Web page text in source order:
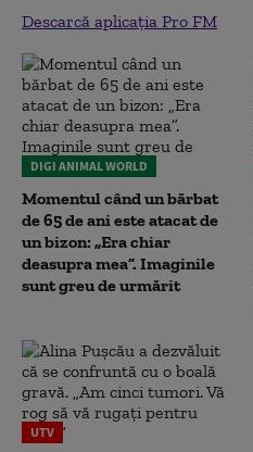
Descarcă aplicația Pro FM
DIGI ANIMAL WORLD
Momentul când un bărbat
de 65 de ani este atacat de
un bizon: „Era chiar
deasupra mea”. Imaginile
sunt greu de urmărit
UTV